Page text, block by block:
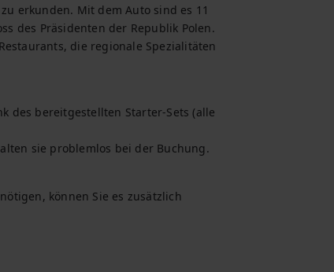
erkunden. Mit dem Auto sind es 11
des Präsidenten der Republik Polen.
die regionale Spezialitäten
des bereitgestellten Starter-Sets (alle
sie problemlos bei der Buchung.
können Sie es zusätzlich